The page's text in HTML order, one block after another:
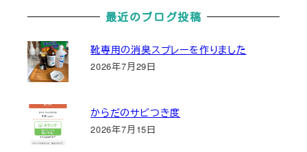
最近のブログ投稿
靴専用の消臭スプレーを作りました
2026年7月29日
からだのサビつき度
2026年7月15日